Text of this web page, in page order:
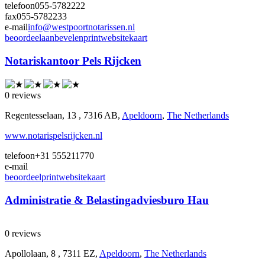
telefoon055-5782222
fax055-5782233
e-mailinfo@westpoortnotarissen.nl
beoordeelaanbevelenprintwebsitekaart
Notariskantoor Pels Rijcken
0 reviews
Regentesselaan, 13 , 7316 AB, Apeldoorn, The Netherlands
www.notarispelsrijcken.nl
telefoon+31 555211770
e-mail
beoordeelprintwebsitekaart
Administratie & Belastingadviesburo Hau
0 reviews
Apollolaan, 8 , 7311 EZ, Apeldoorn, The Netherlands